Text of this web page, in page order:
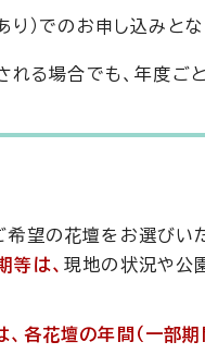
り）でのお申し込みと
れる場合でも、年度ご
望の花壇をお選びい
は、 現地の状況や公
各花壇の年間（一部